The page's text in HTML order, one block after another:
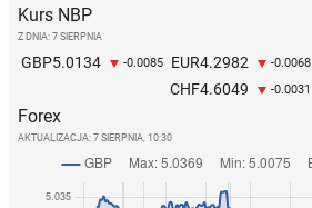
Kurs NBP
Z DNIA: 7 SIERPNIA
GBP5.0134 -0.0085 EUR4.2982 -0.0068
CHF4.6049 -0.0031
Forex
AKTUALIZACJA: 7 SIERPNIA, 10:30